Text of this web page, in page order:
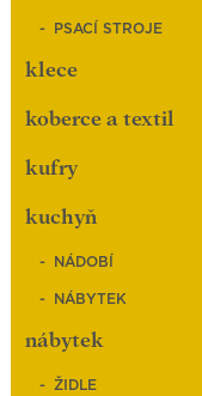
PSACÍ STROJE
klece
koberce a textil
kufry
kuchyň
NÁDOBÍ
NÁBYTEK
nábytek
ŽIDLE